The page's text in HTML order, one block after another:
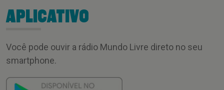
APLICATIVO
Você pode ouvir a rádio Mundo Livre direto no seu
smartphone.